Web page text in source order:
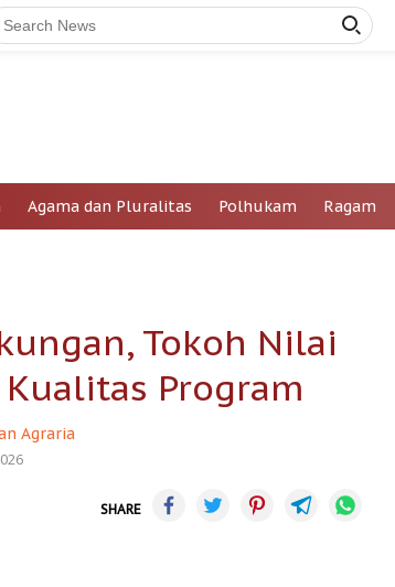
Agama dan Pluralitas Polhukam Ragam
Tokoh Nilai
Kualitas Program
Agraria
SHARE